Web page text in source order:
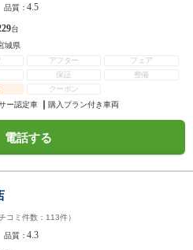
品質：4.5
台
城県
アフター
フェア
保証
整備
クーポン
ー認定車 購入プラン付き車両
電話する
コミ件数： 113件）
品質：4.3